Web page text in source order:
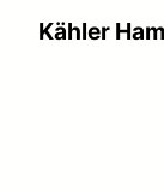
Kähler